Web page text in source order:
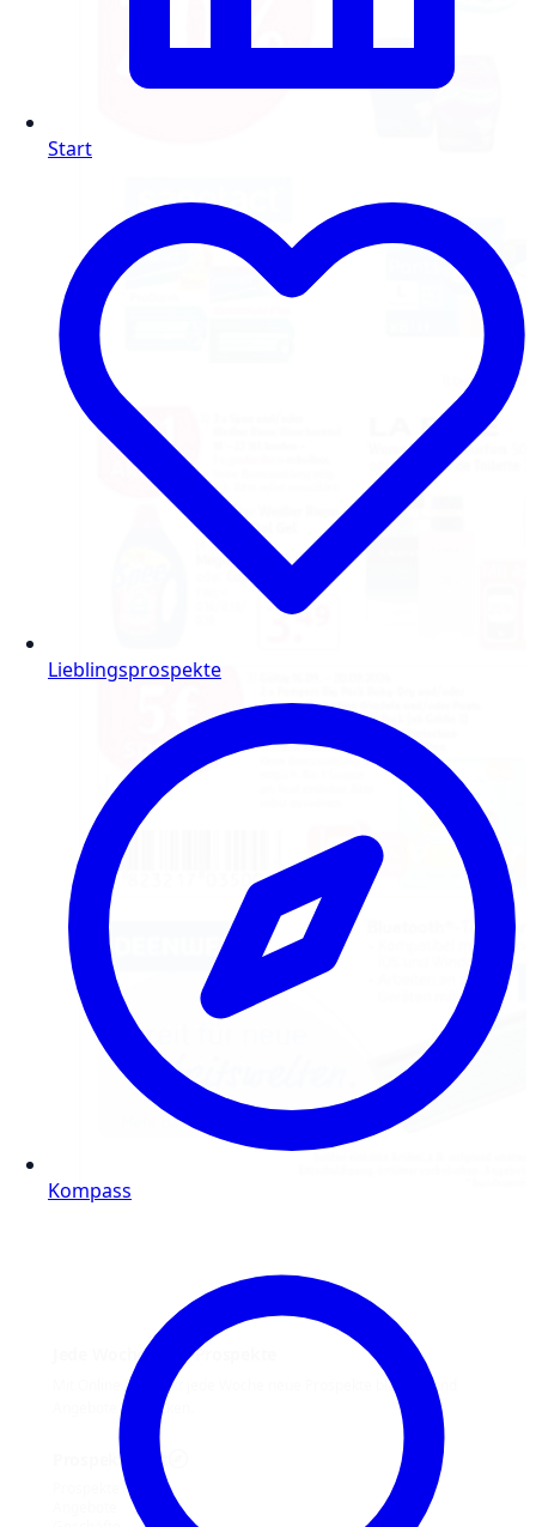
Jede Woche neue Prospekte
Mit Online Prospekt jede Woche neue Prospekte blättern und
Angebote entdecken.
Prospekt-Welt
Start
Lieblingsprospekte
Kompass